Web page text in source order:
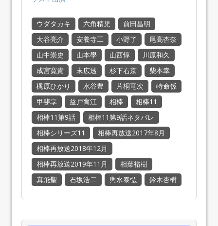
ウダタカキ 六角精児
前田昌明
大谷亮介
安養寺工 小野了
尾高杏奈
山中崇史
山本學 山西惇
川原和久
成宮寛貴
末広透 杉下右京
柴本幸
梶原ひかり
水谷豊 片桐竜次
特命係
甲斐享
益戸育江 相棒
相棒11
相棒11第9話
相棒11第9話ネタバレ
相棒シリーズ11
相棒再放送2017年8月
相棒再放送2018年12月
相棒再放送2019年11月
相葉裕樹
真飛聖
石坂浩二 輿水泰弘 鈴木杏樹